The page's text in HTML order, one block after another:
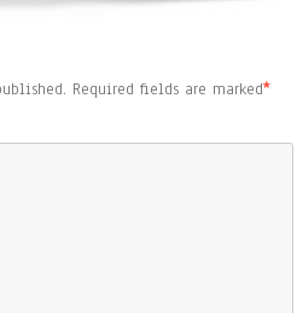
Required fields are marked*